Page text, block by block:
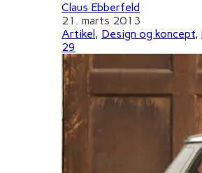
Claus Ebberfeld
21. marts 2013
Artikel, Design og koncept,
29